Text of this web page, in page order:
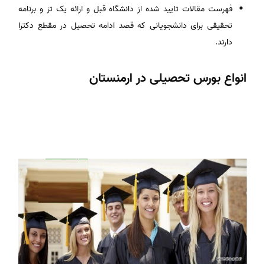
فهرست مقالات تایید شده از دانشگاه قبل و ارائه یک تز و برنامه
تحقیقی برای دانشجویانی که قصد ادامه تحصیل در مقطع دکترا
دارند.
انواع بورس تحصیلی در ارمنستان